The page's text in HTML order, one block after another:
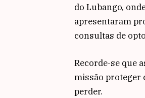
do Lubango,
apresentaram
consultas de
Recorde-se que
missão proteger
perder.